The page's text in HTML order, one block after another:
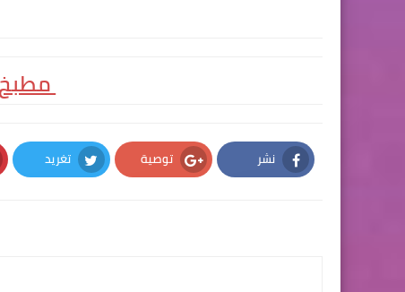
نشر
Facebook
توصية
Google Plus
تغريد
Twitter